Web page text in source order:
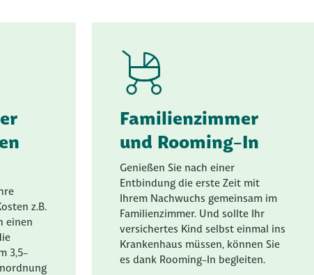
z.B.
einen
3,5-
Familienzimmer
und Rooming-In
Genießen Sie nach einer
Entbindung die erste Zeit mit
Ihrem Nachwuchs gemeinsam im
Familienzimmer. Und sollte Ihr
versichertes Kind selbst einmal ins
Krankenhaus müssen, können Sie
es dank Rooming-In begleiten.